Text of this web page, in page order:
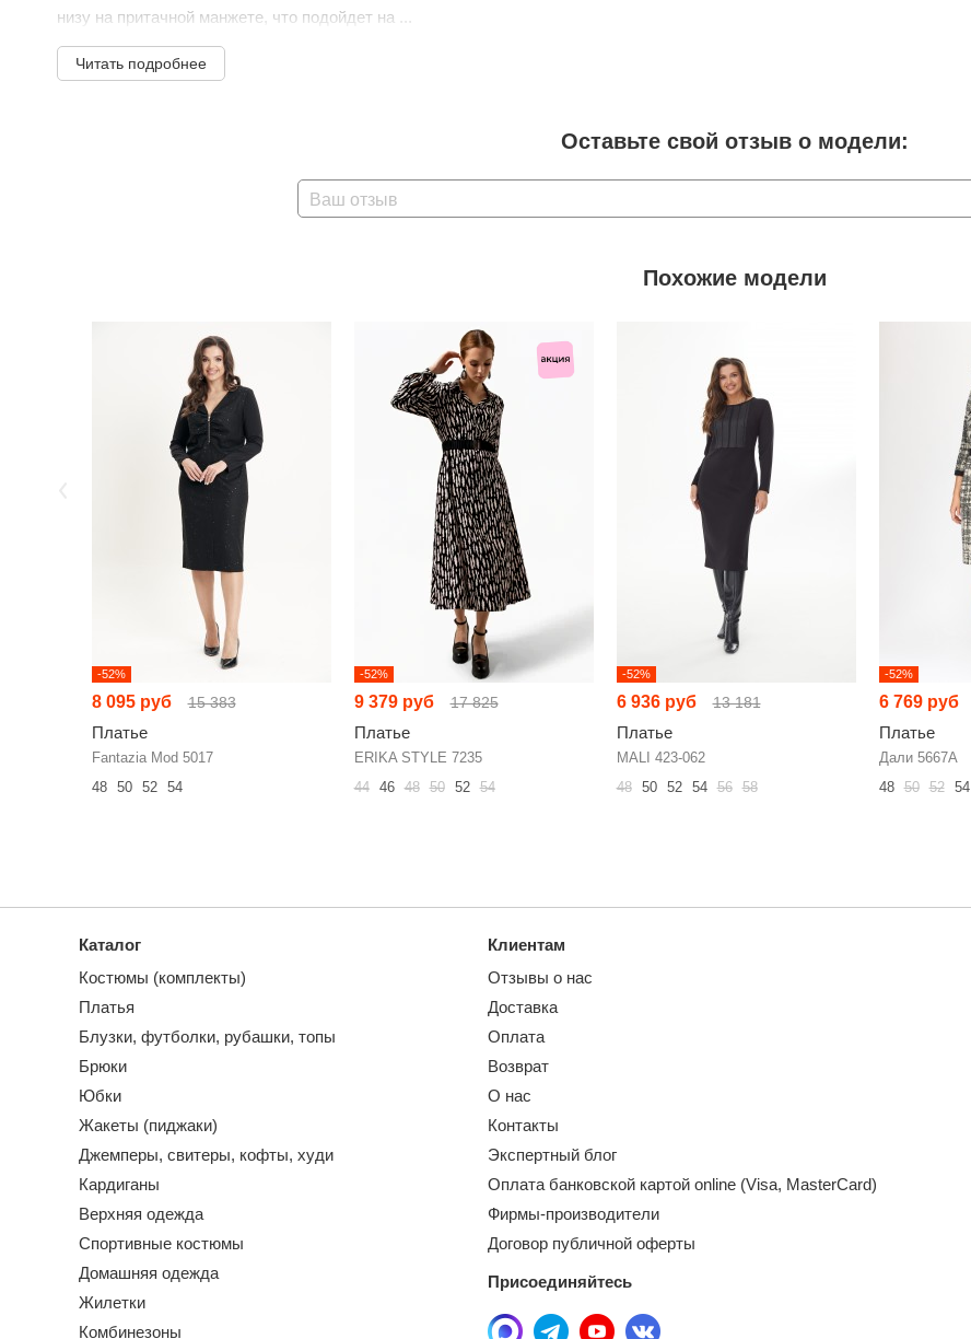
низу на притачной манжете, что подойдет на ...
Читать подробнее
Оставьте свой отзыв о модели:
Ваш отзыв
Похожие модели
-52%
8 095 руб 15 383
Платье
Fantazia Mod 5017
48
50 52 54
-52%
9 379 руб 17 825
Платье
ERIKA STYLE 7235
44
46 48 50 52 54
-52%
6 936 руб 13 181
Платье
MALI 423-062
48
50 52 54 56 58
-52%
6 769 руб
Платье
Дали 5667А
48 50 52 54
Каталог
Костюмы (комплекты)
Платья
Блузки, футболки, рубашки, топы
Брюки
Юбки
Жакеты (пиджаки)
Джемперы, свитеры, кофты, худи
Кардиганы
Верхняя одежда
Спортивные костюмы
Домашняя одежда
Жилетки
Комбинезоны
Клиентам
Отзывы о нас
Доставка
Оплата
Возврат
О нас
Контакты
Экспертный блог
Оплата банковской картой online (Visa, MasterCard)
Фирмы-производители
Договор публичной оферты
Присоединяйтесь